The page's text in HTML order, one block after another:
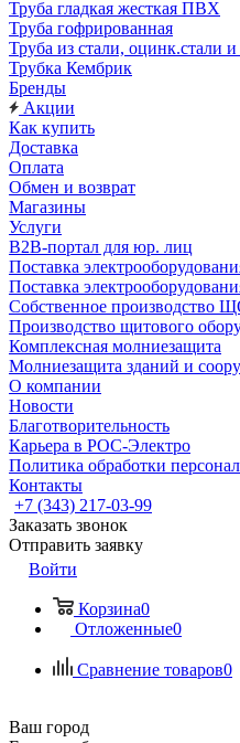
Труба гладкая жесткая ПВХ
Труба гофрированная
Труба из стали, оцинк.стали
Трубка Кембрик
Бренды
Акции
Как купить
Доставка
Оплата
Обмен и возврат
Магазины
Услуги
B2B-портал для юр. лиц
Поставка
Поставка
Собственное производство
Производство щитового
Комплексная молниезащита
Молниезащита зданий и
О компании
Новости
Благотворительность
Карьера в РОС-Электро
Политика обработки
Контакты
+7 (343) 217-03-99
Заказать звонок
Отправить заявку
Войти
Корзина0
Отложенные0
Сравнение товаров0
Ваш город